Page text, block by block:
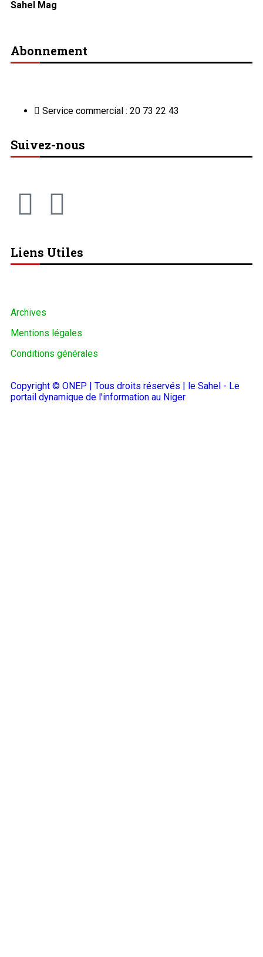
Sahel Mag
Abonnement
Service commercial : 20 73 22 43
Suivez-nous
Liens Utiles
Archives
Mentions légales
Conditions générales
Copyright © ONEP | Tous droits réservés | le Sahel - Le
portail dynamique de l'information au Niger